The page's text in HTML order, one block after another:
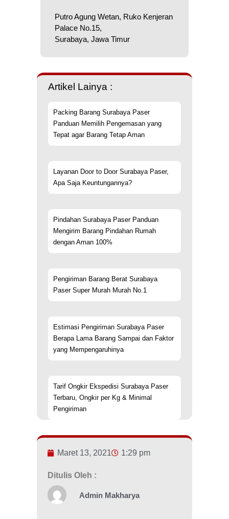
Putro Agung Wetan, Ruko Kenjeran
Palace No.15,
Surabaya, Jawa Timur
Artikel Lainya :
Packing Barang Surabaya Paser
Panduan Memilih Pengemasan yang
Tepat agar Barang Tetap Aman
Layanan Door to Door Surabaya Paser,
Apa Saja Keuntungannya?
Pindahan Surabaya Paser Panduan
Mengirim Barang Pindahan Rumah
dengan Aman 100%
Pengiriman Barang Berat Surabaya
Paser Super Murah Murah No.1
Estimasi Pengiriman Surabaya Paser
Berapa Lama Barang Sampai dan Faktor
yang Mempengaruhinya
Tarif Ongkir Ekspedisi Surabaya Paser
Terbaru, Ongkir per Kg & Minimal
Pengiriman
Maret 13, 2021 1:29 pm
Ditulis Oleh :
Admin Makharya